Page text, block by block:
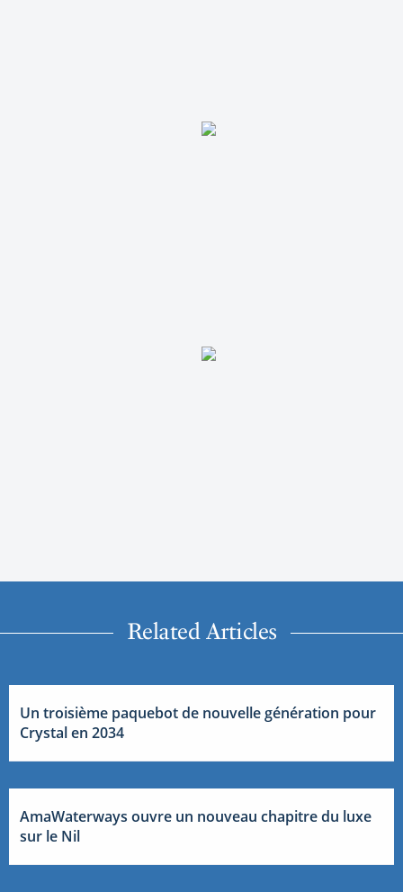
Related Articles
Un troisième paquebot de nouvelle génération pour
Crystal en 2034
AmaWaterways ouvre un nouveau chapitre du luxe
sur le Nil